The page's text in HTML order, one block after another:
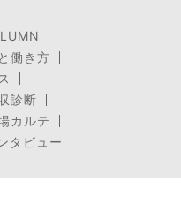
働き方
診断
カルテ
タビュー